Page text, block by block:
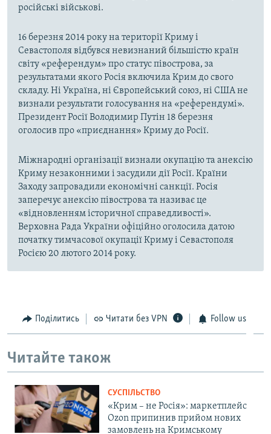
російські військові.
16 березня 2014 року на території Криму і
Севастополя відбувся невизнаний більшістю країн
світу «референдум» про статус півострова, за
результатами якого Росія включила Крим до свого
складу. Ні Україна, ні Європейський союз, ні США не
визнали результати голосування на «референдумі».
Президент Росії Володимир Путін 18 березня
оголосив про «приєднання» Криму до Росії.
Міжнародні організації визнали окупацію та анексію
Криму незаконними і засудили дії Росії. Країни
Заходу запровадили економічні санкції. Росія
заперечує анексію півострова та називає це
«відновленням історичної справедливості».
Верховна Рада України офіційно оголосила датою
початку тимчасової окупації Криму і Севастополя
Росією 20 лютого 2014 року.
Поділитись Читати без VPN Follow us
Читайте також
СУСПІЛЬСТВО
«Крим – не Росія»: маркетплейс
Ozon припинив прийом нових
замовлень на Кримському